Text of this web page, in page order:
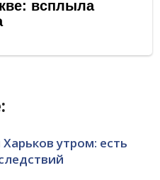
утром: есть